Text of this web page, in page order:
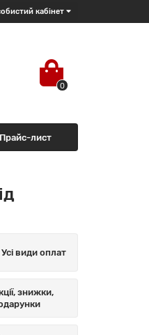
кабінет
0
Прайс-лист
Усі види оплат
знижки,